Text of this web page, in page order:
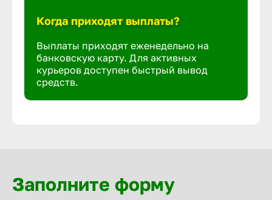
Когда приходят выплаты?
Выплаты приходят еженедельно на
банковскую карту. Для активных
курьеров доступен быстрый вывод
средств.
Заполните форму